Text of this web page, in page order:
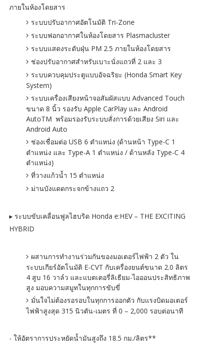
ภายในห้องโดยสาร
ระบบปรับอากาศอัตโนมัติ Tri-Zone
ระบบฟอกอากาศในห้องโดยสาร Plasmacluster
ระบบแสดงระดับฝุ่น PM 2.5 ภายในห้องโดยสาร
ช่องปรับอากาศสำหรับเบาะนั่งแถวที่ 2 และ 3
ระบบควบคุมประตูแบบอัจฉริยะ (Honda Smart Key
System)
ระบบเครื่องเสียงหน้าจอสัมผัสแบบ Advanced Touch
ขนาด 8 นิ้ว รองรับ Apple CarPlay และ Android
AutoTM พร้อมรองรับระบบสั่งการด้วยเสียง Siri และ
Android Auto
ช่องเชื่อมต่อ USB 6 ตำแหน่ง (ด้านหน้า Type-C 1
ตำแหน่ง และ Type-A 1 ตำแหน่ง / ด้านหลัง Type-C 4
ตำแหน่ง)
ที่วางแก้วน้ำ 15 ตำแหน่ง
ม่านบังแดดกระจกข้างแถว 2
▸ ระบบขับเคลื่อนฟูลไฮบริด Honda e:HEV – THE EXCITING
HYBRID
ผสานการทำงานร่วมกันของมอเตอร์ไฟฟ้า 2 ตัว ใน
ระบบเกียร์อัตโนมัติ E-CVT กับเครื่องยนต์ขนาด 2.0 ลิตร
4 สูบ 16 วาล์ว และแบตเตอรี่ลิเธียม-ไอออนประสิทธิภาพ
สูง มอบความสมูทในทุกการขับขี่
มั่นใจไม่ต้องรอรอบในทุกการออกตัว กับแรงบิดมอเตอร์
ไฟฟ้าสูงสุด 315 นิวตัน-เมตร ที่ 0 – 2,000 รอบต่อนาที
- ให้อัตราการประหยัดน้ำมันสูงถึง 18.5 กม./ลิตร**